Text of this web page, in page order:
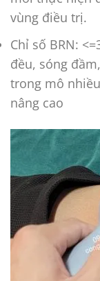
vùng điều trị.
Chỉ số BRN:
đều, sóng
trong mô
nâng cao